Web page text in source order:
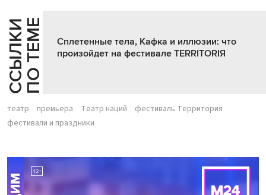
С
С
Ы
Л
К
И
П
О
Т
Е
МЕ
Сплетенные тела, Кафка и иллюзии: что
произойдет на фестивале TERRITORIЯ
театр премьера Театр наций
фестиваль Территория
фестивали и праздники